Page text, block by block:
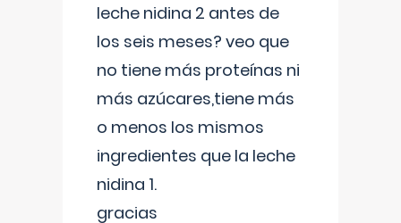
leche nidina 2 antes de
los seis meses? veo que
no tiene más proteínas ni
más azúcares,tiene más
o menos los mismos
ingredientes que la leche
nidina 1.
gracias